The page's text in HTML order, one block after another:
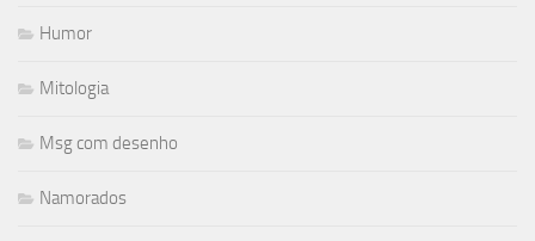
Humor
Mitologia
Msg com desenho
Namorados